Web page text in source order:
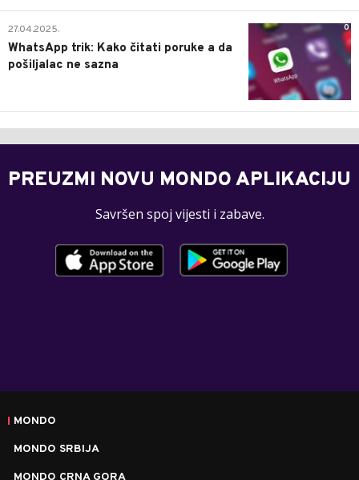
0
27.04.2025.
WhatsApp trik: Kako čitati poruke a da
pošiljalac ne sazna
PREUZMI NOVU MONDO APLIKACIJU
Savršen spoj vijesti i zabave.
MONDO
MONDO SRBIJA